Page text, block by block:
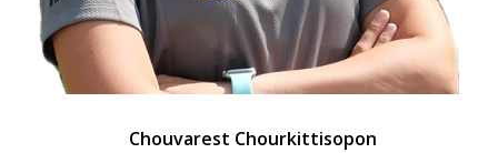
Chouvarest Chourkittisopon